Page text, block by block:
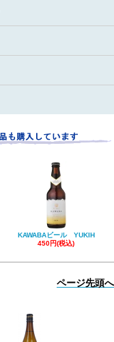
KAWABAビール YUKIH
450円(税込)
ページ先頭へ